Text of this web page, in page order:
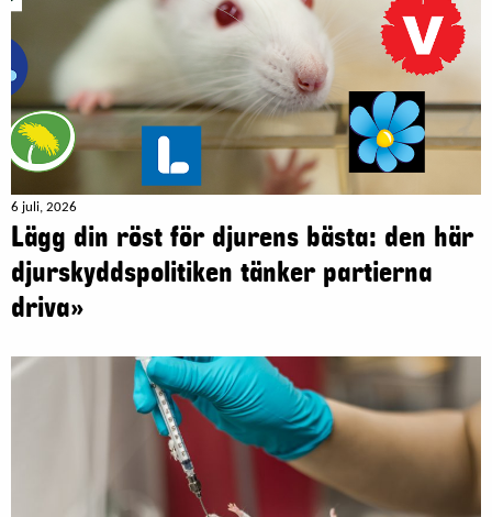
6 juli, 2026
Lägg din röst för djurens bästa: den här
djurskyddspolitiken tänker partierna
driva»